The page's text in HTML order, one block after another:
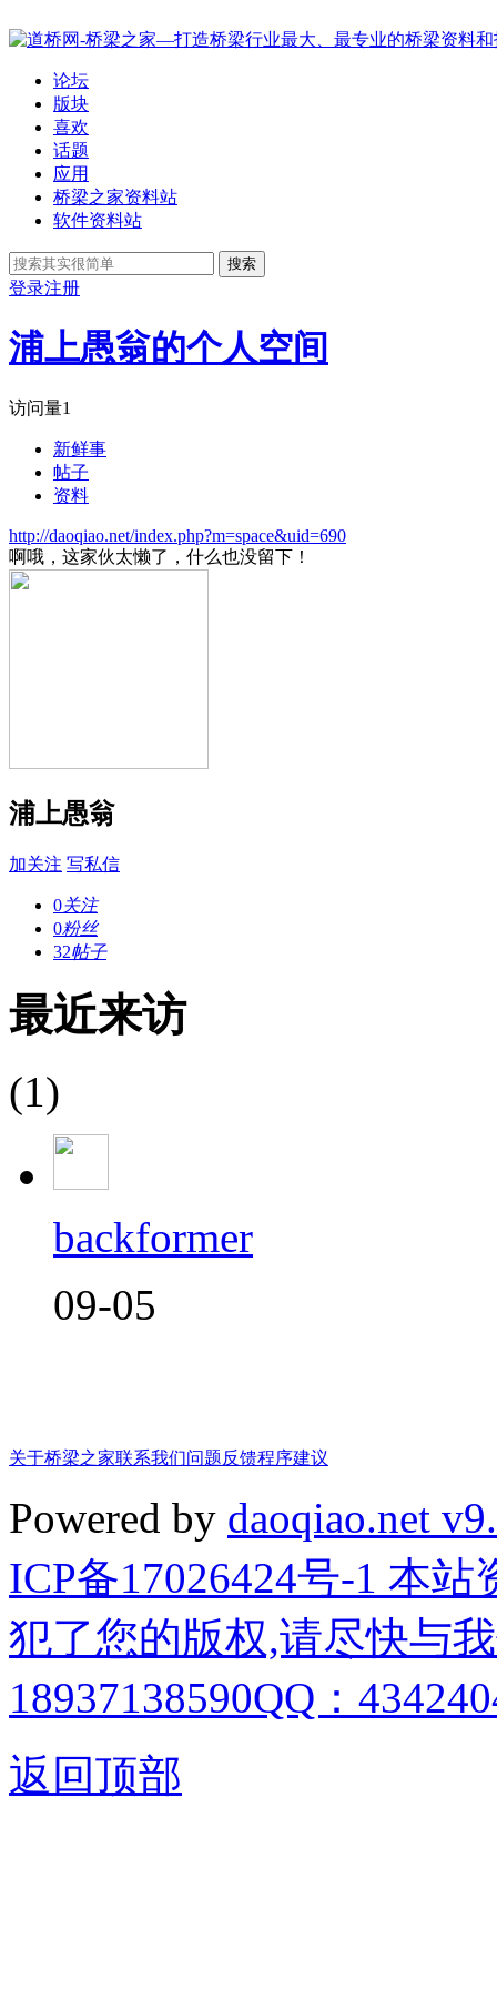
论坛
版块
喜欢
话题
应用
桥梁之家资料站
软件资料站
搜索
登录注册
浦上愚翁的个人空间
访问量1
新鲜事
帖子
资料
http://daoqiao.net/index.php?m=space&uid=690
啊哦，这家伙太懒了，什么也没留下！
浦上愚翁
加关注 写私信
0关注
0粉丝
32帖子
最近来访
(1)
backformer
09-05
关于桥梁之家联系我们问题反馈程序建议
Powered by daoqiao.net
ICP备17026424号-1 本
犯了您的版权,请尽快与
18937138590QQ：
返回顶部